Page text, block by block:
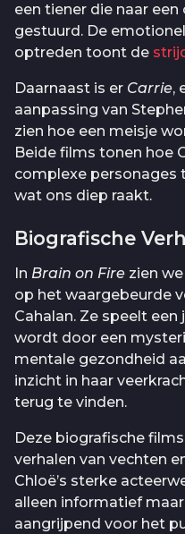
een tiener die naar
gestuurd. De
optreden toont de
Daarnaast is er Carrie,
aanpassing van
zien hoe een meisje
Beide films tonen hoe
complexe personages
wat ons diep raakt.
Biografische
In Brain on Fire zien
op het waargebeurde
Cahalan. Ze speelt
wordt door een
mentale gezondheid
inzicht in haar
terug te vinden.
Deze biografische
verhalen van vechten
Chloë’s sterke
alleen informatief
aangrijpend voor het